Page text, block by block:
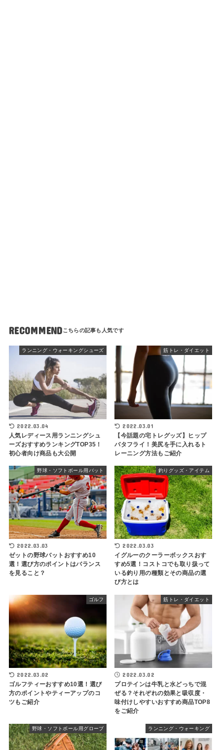
RECOMMEND
ランニング・ウォーキングシューズ
2022.03.04
人気レディース用ランニングシュ
ーズおすすめランキングTOP35！
初心者向け商品も大公開
筋トレ・ダイエット
2022.03.01
【今話題の宅トレグッズ】ヒップ
バタフライ！美尻を手に入れるト
レーニング方法もご紹介
野球・ソフトボール用バット
2022.03.03
ゼットの野球バットおすすめ10
選！選び方のポイントはバランス
を見ること？
釣りグッズ・アイテム
2022.03.03
イグルーのクーラーボックスおす
すめ5選！コストコでも取り扱って
いる釣り用の種類とその商品の選
び方とは
ゴルフ
2022.03.02
ゴルフティーおすすめ10選！選び
方のポイントやティーアップのコ
ツもご紹介
筋トレ・ダイエット
2022.03.02
プロテインは牛乳と水どっちで混
ぜる？それぞれの効果と吸収度・
味付けしやすいおすすめ商品TOP8
をご紹介
野球・ソフトボール用グローブ ランニング・ウォーキング